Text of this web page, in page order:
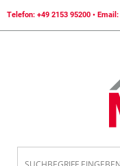
Telefon: +49 2153 95200 • Email: